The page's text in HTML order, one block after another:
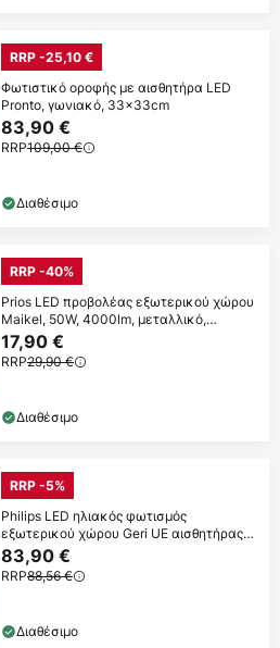
RRP -25,10 €
Φωτιστικό οροφής με αισθητήρα LED
Pronto, γωνιακό, 33x33cm
83,90 €
RRP109,00 €
Διαθέσιμο
RRP -40%
Prios LED προβολέας εξωτερικού χώρου
Maikel, 50W, 4000lm, μεταλλικό,
αισθητήρας
17,90 €
RRP29,90 €
Διαθέσιμο
RRP -5%
Philips LED ηλιακός φωτισμός
εξωτερικού χώρου Geri UE αισθητήρας,
στρογγυλός,
83,90 €
RRP88,56 €
Διαθέσιμο